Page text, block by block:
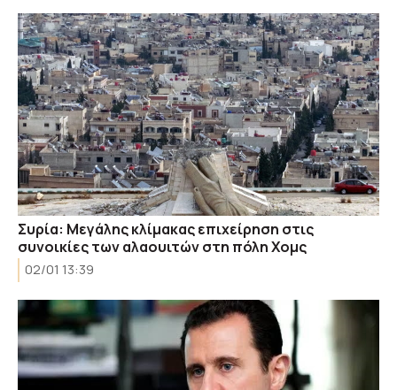
Συρία: Μεγάλης κλίμακας επιχείρηση στις
συνοικίες των αλαουιτών στη πόλη Χομς
02/01 13:39